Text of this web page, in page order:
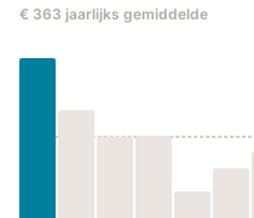
€ 363 jaarlijks gemiddelde